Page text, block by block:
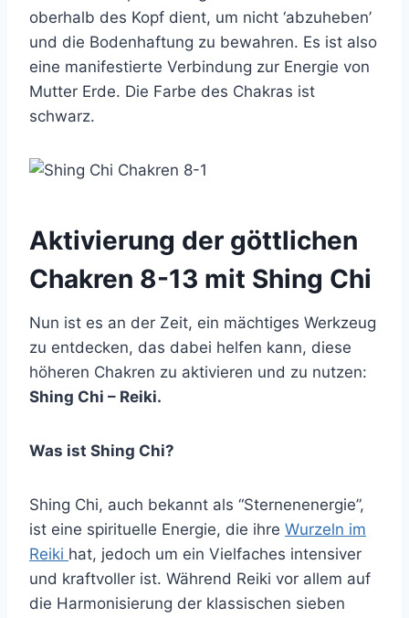
oberhalb des Kopf dient, um nicht ‘abzuheben’
und die Bodenhaftung zu bewahren. Es ist also
eine manifestierte Verbindung zur Energie von
Mutter Erde. Die Farbe des Chakras ist
schwarz.
Aktivierung der göttlichen
Chakren 8-13 mit Shing Chi
Nun ist es an der Zeit, ein mächtiges Werkzeug
zu entdecken, das dabei helfen kann, diese
höheren Chakren zu aktivieren und zu nutzen:
Shing Chi – Reiki.
Was ist Shing Chi?
Shing Chi, auch bekannt als “Sternenenergie”,
ist eine spirituelle Energie, die ihre Wurzeln im
Reiki hat, jedoch um ein Vielfaches intensiver
und kraftvoller ist. Während Reiki vor allem auf
die Harmonisierung der klassischen sieben